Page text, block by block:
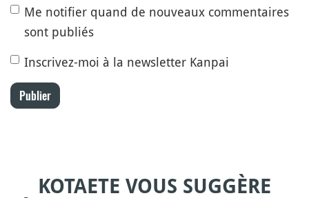
Me notifier quand de nouveaux commentaires
sont publiés
Inscrivez-moi à la newsletter Kanpai
Publier
KOTAETE VOUS SUGGÈRE